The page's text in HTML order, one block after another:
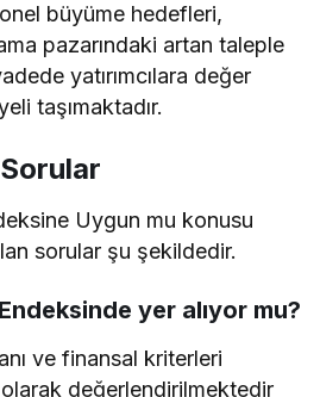
büyüme hedefleri,
pazarındaki artan taleple
yatırımcılara değer
taşımaktadır.
Uygun mu konusu
sorular şu şekildedir.
yer alıyor mu?
ve finansal kriterleri
olarak değerlendirilmektedir